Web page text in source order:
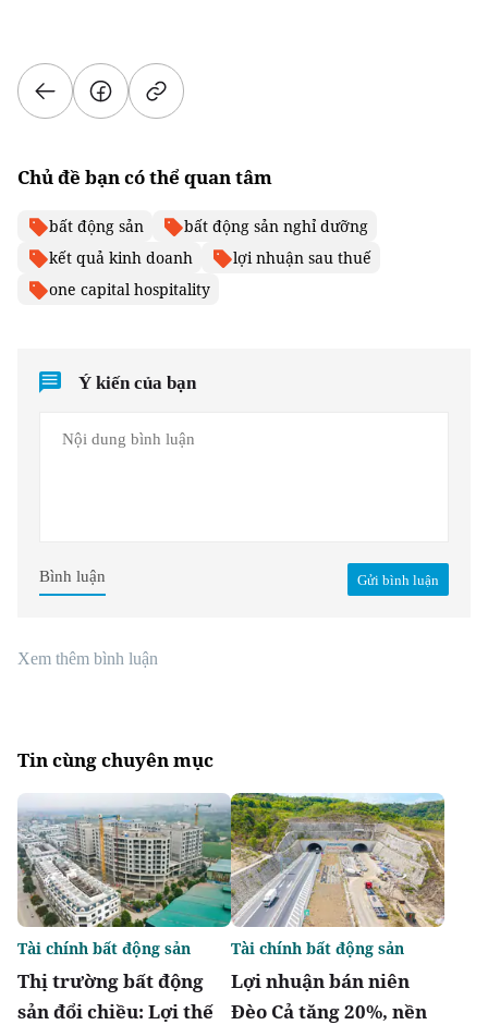
Chủ đề bạn có thể quan tâm
bất động sản
bất động sản nghỉ dưỡng
kết quả kinh doanh
lợi nhuận sau thuế
one capital hospitality
Ý kiến của bạn
Gửi bình luận
Bình luận
Xem thêm bình luận
Tin cùng chuyên mục
Thị trường bất động
sản đổi chiều: Lợi thế
Tài chính bất động sản
Lợi nhuận bán niên
Đèo Cả tăng 20%, nền
Tài chính bất động sản